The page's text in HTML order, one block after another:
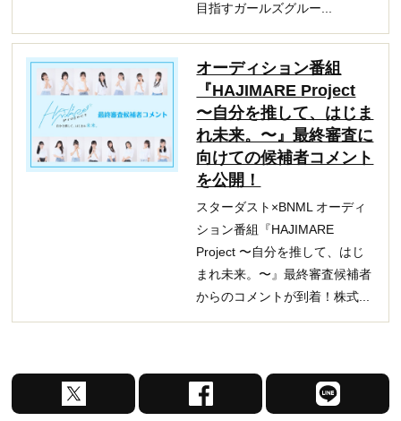
目指すガールズグルー...
オーディション番組
『HAJIMARE Project
〜自分を推して、はじま
れ未来。〜』最終審査に
向けての候補者コメント
を公開！
スターダスト×BNML オーディ
ション番組『HAJIMARE
Project 〜自分を推して、はじ
まれ未来。〜』最終審査候補者
からのコメントが到着！株式...
X
で
F
a
L
I